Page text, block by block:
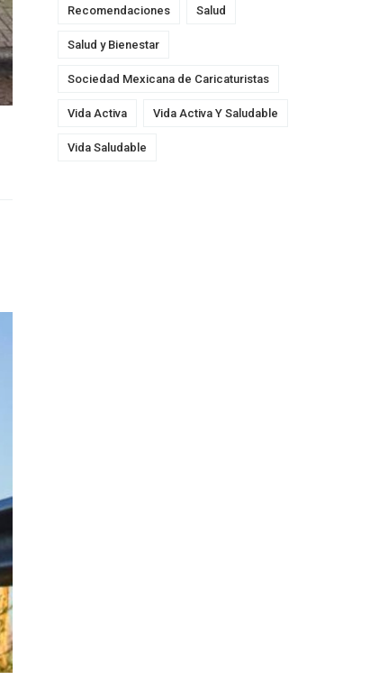
Recomendaciones Salud
Salud y Bienestar
Sociedad Mexicana de Caricaturistas
Vida Activa Vida Activa Y Saludable
Vida Saludable